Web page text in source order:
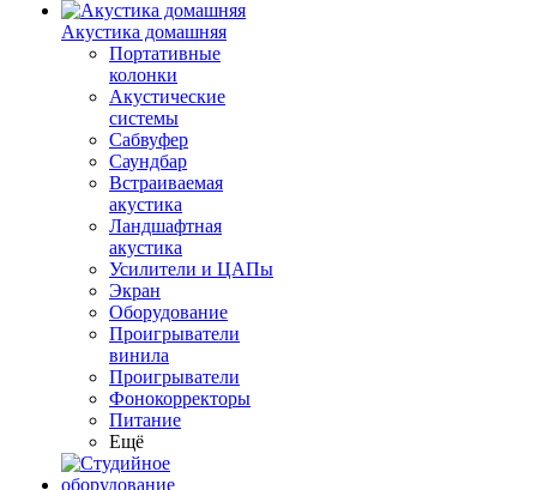
Акустика домашняя
Портативные
колонки
Акустические
системы
Сабвуфер
Саундбар
Встраиваемая
акустика
Ландшафтная
акустика
Усилители и ЦАПы
Экран
Оборудование
Проигрыватели
винила
Проигрыватели
Фонокорректоры
Питание
Ещё